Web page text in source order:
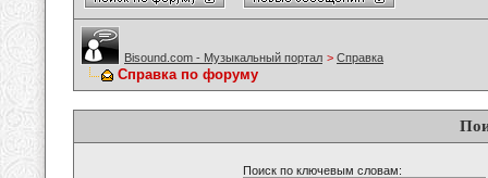
Bisound.com - Музыкальный портал > Справка
Справка по форуму
Поиск по ключевым словам: